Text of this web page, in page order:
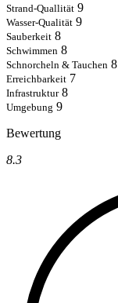
Strand-Quallität 9
Wasser-Qualität 9
Sauberkeit 8
Schwimmen 8
Schnorcheln & Tauchen 8
Erreichbarkeit 7
Infrastruktur 8
Umgebung 9
Bewertung
8.3